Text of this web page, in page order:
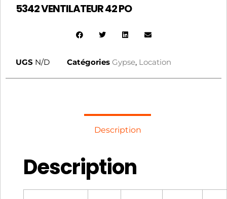
5342 VENTILATEUR 42 PO
UGS N/D Catégories Gypse, Location
Description
Description